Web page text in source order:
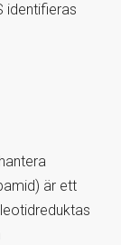
identifieras
är ett